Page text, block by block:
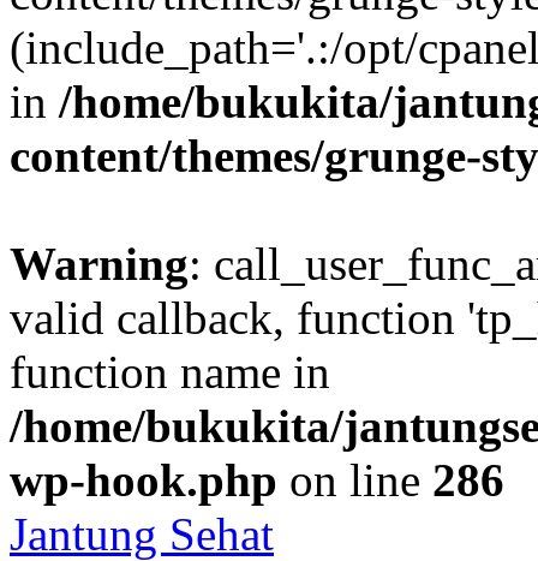
(include_path='.:/opt/
in /home/bukukita/
content/themes/grunge-
Warning:
valid callback, function
function name in
/home/bukukita/
wp-hook.php on line 286
Jantung Sehat